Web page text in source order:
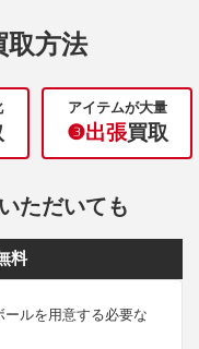
取方法
アイテムが大量
❸出張買取
ただいても
料
ルを用意する必要な